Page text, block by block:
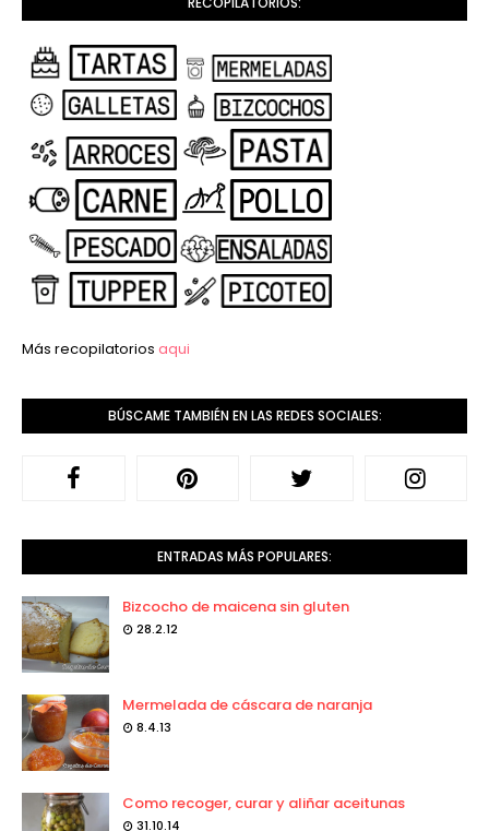
Más recopilatorios aqui
BÚSCAME TAMBIÉN EN LAS REDES SOCIALES:
ENTRADAS MÁS POPULARES:
Bizcocho de maicena sin gluten
28.2.12
Mermelada de cáscara de naranja
8.4.13
Como recoger, curar y aliñar aceitunas
31.10.14